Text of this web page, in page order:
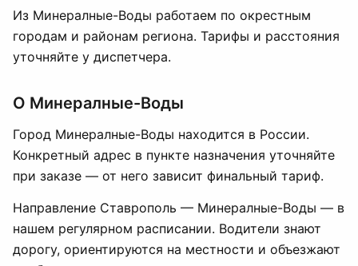
Из Минералные-Воды работаем по окрестным
городам и районам региона. Тарифы и расстояния
уточняйте у диспетчера.
О Минералные-Воды
Город Минералные-Воды находится в России.
Конкретный адрес в пункте назначения уточняйте
при заказе — от него зависит финальный тариф.
Направление Ставрополь — Минералные-Воды — в
нашем регулярном расписании. Водители знают
дорогу, ориентируются на местности и объезжают